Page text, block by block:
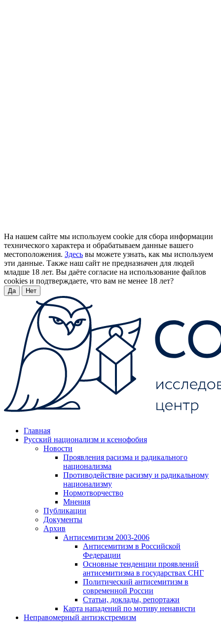
На нашем сайте мы используем cookie для сбора информации
технического характера и обрабатываем данные вашего
местоположения. Здесь вы можете узнать, как мы используем
эти данные. Также наш сайт не предназначен для людей
младше 18 лет. Вы даёте согласие на использование файлов
cookies и подтверждаете, что вам не менее 18 лет?
Да Нет
Главная
Русский национализм и ксенофобия
Новости
Проявления расизма и радикального
национализма
Противодействие расизму и радикальному
национализму
Нормотворчество
Мнения
Публикации
Документы
Архив
Антисемитизм 2003-2006
Антисемитизм в Российской
Федерации
Основные тенденции проявлений
антисемитизма в государствах СНГ
Политический антисемитизм в
современной России
Статьи, доклады, репортажи
Карта нападений по мотиву ненависти
Неправомерный антиэкстремизм